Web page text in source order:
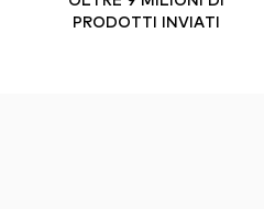
PRODOTTI INVIATI